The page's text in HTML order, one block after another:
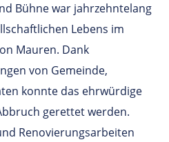
Bühne war jahrzehntelang
Lebens im
Mauren. Dank
von Gemeinde,
konnte das ehrwürdige
gerettet werden.
Renovierungsarbeiten